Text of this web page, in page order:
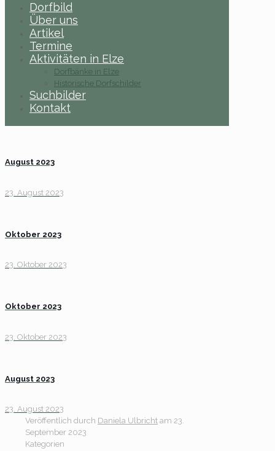
Dorfbild
Über uns
Artikel
Termine
Aktivitäten in Elze
Dorfbänke in Elze
Historische Dorfschilder
Suchbilder
Kontakt
August 2023
23. August 2023
Oktober 2023
23. Oktober 2023
Oktober 2023
23. Oktober 2023
August 2023
23. August 2023
Veröffentlich durch Daniela Ulbricht am 23.
September 2023
Kategorien